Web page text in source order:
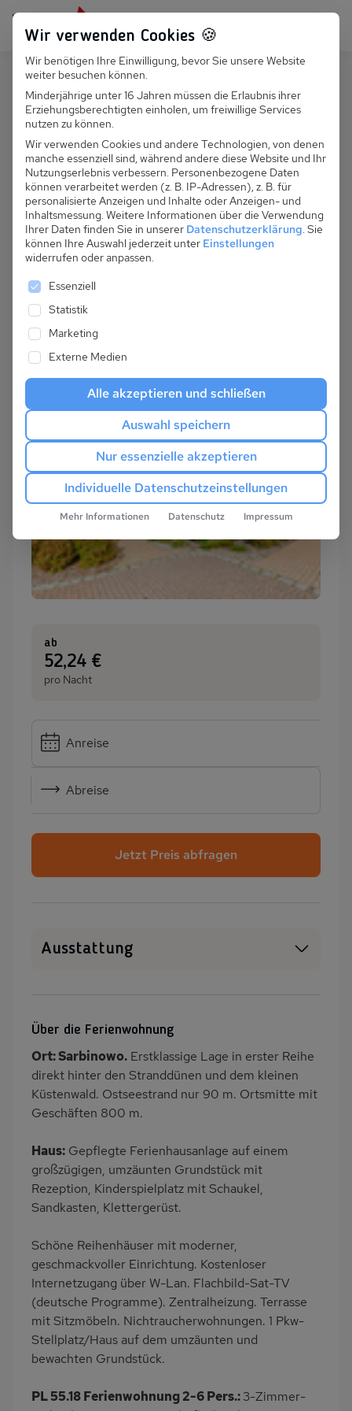
Persönlich für dich da: +49 251 899 050
Suchfeld
Suchen
PL 055.018A - Stare Sarbinowo,
Ferienhaus für 2- 6 Pers.
ab
:52,24 €
pro Nacht
Anreise
Abreise
Jetzt Preis abfragen
Ausstattung
PKW-Parkplatz
Eingezäuntes
Grundstück
Dusche
Babybett
Kinderhochstuhl
Fahrradverleih
Nichtraucher
Wb/WC
Strandnah
Bettwäsche inklusive
Handtücher inklusive
Über die Ferienwohnung
Ort: Sarbinowo. Erstklassige Lage in erster Reihe
direkt hinter den Stranddünen und dem kleinen
Küstenwald. Ostseestrand nur 90 m. Ortsmitte mit
Geschäften 800 m.
Haus: Gepflegte Ferienhausanlage auf einem
großzügigen, umzäunten Grundstück mit
Rezeption, Kinderspielplatz mit Schaukel,
Sandkasten, Klettergerüst.
Schöne Reihenhäuser mit moderner,
geschmackvoller Einrichtung. Kostenloser
Internetzugang über W-Lan. Flachbild-Sat-TV
(deutsche Programme). Zentralheizung. Terrasse
mit Sitzmöbeln. Nichtraucherwohnungen. 1 Pkw-
Stellplatz/Haus auf dem umzäunten und
bewachten Grundstück.
PL 55.18 Ferienwohnung 2-6 Pers.:3-Zimmer-
Wir verwenden Cookies 🍪
Wir benötigen Ihre Einwilligung, bevor Sie unsere Website
weiter besuchen können.
Minderjährige unter 16 Jahren müssen die Erlaubnis ihrer
Erziehungsberechtigten einholen, um freiwillige Services
nutzen zu können.
Wir verwenden Cookies und andere Technologien, von denen
manche essenziell sind, während andere diese Website und Ihr
Nutzungserlebnis verbessern. Personenbezogene Daten
können verarbeitet werden (z. B. IP-Adressen), z. B. für
personalisierte Anzeigen und Inhalte oder Anzeigen- und
Inhaltsmessung. Weitere Informationen über die Verwendung
Ihrer Daten finden Sie in unserer Datenschutzerklärung. Sie
können Ihre Auswahl jederzeit unter Einstellungen
widerrufen oder anpassen.
Es folgt eine Liste der Service-Gruppen, für die
Essenziell
Statistik
Marketing
Externe Medien
Alle akzeptieren und schließen
Auswahl speichern
Nur essenzielle akzeptieren
Individuelle Datenschutzeinstellungen
Mehr Informationen Datenschutz Impressum